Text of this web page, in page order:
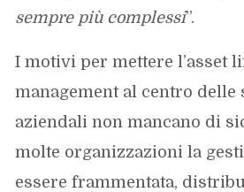
sempre più complessi”.
I motivi per mettere l’asset
management al centro delle
aziendali non mancano di
molte organizzazioni la
essere frammentata,